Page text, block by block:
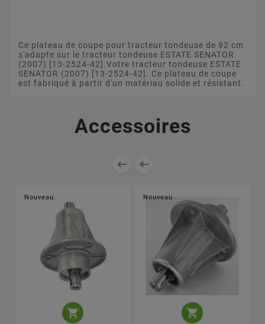
Ce plateau de coupe pour tracteur tondeuse de 92 cm
s'adapte sur le tracteur tondeuse ESTATE SENATOR
(2007) [13-2524-42].Votre tracteur tondeuse ESTATE
SENATOR (2007) [13-2524-42]. Ce plateau de coupe
est fabriqué à partir d'un matériau solide et résistant.
Accessoires
 
Nouveau

Nouveau
